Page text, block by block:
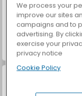
ASMR Makeover &
We process your
improve our sites
campaigns and to
advertising. By
exercise your
privacy notice
Cookie Policy